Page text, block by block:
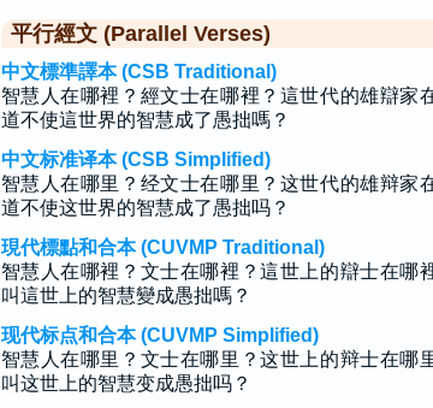
平行經文 (Parallel Verses)
中文標準譯本 (CSB Traditional)
智慧人在哪裡？經文士在哪裡？這世代的雄辯家
道不使這世界的智慧成了愚拙嗎？
中文标准译本 (CSB Simplified)
智慧人在哪里？经文士在哪里？这世代的雄辩家
道不使这世界的智慧成了愚拙吗？
現代標點和合本 (CUVMP Traditional)
智慧人在哪裡？文士在哪裡？這世上的辯士在哪
叫這世上的智慧變成愚拙嗎？
现代标点和合本 (CUVMP Simplified)
智慧人在哪里？文士在哪里？这世上的辩士在哪
叫这世上的智慧变成愚拙吗？